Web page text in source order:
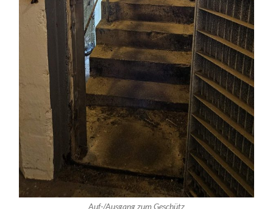
Auf-/Ausgang zum Geschütz